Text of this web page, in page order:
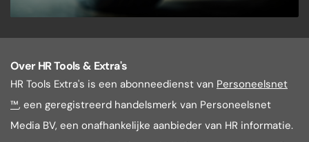
Over HR Tools & Extra's
HR Tools Extra's is een abonneedienst van Personeelsnet
™, een geregistreerd handelsmerk van Personeelsnet
Media BV, een onafhankelijke aanbieder van HR informatie.